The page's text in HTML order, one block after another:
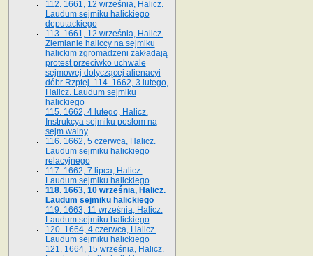
112. 1661, 12 września, Halicz.
Laudum sejmiku halickiego
deputackiego
113. 1661, 12 września, Halicz.
Ziemianie haliccy na sejmiku
halickim zgromadzeni zakładają
protest przeciwko uchwale
sejmowej dotyczącej alienacyi
dóbr Rzptej. 114. 1662, 3 lutego,
Halicz. Laudum sejmiku
halickiego
115. 1662, 4 lutego, Halicz.
Instrukcya sejmiku posłom na
sejm walny
116. 1662, 5 czerwca, Halicz.
Laudum sejmiku halickiego
relacyjnego
117. 1662, 7 lipca, Halicz.
Laudum sejmiku halickiego
118. 1663, 10 września, Halicz.
Laudum sejmiku halickiego
119. 1663, 11 września, Halicz.
Laudum sejmiku halickiego
120. 1664, 4 czerwca, Halicz.
Laudum sejmiku halickiego
121. 1664, 15 września, Halicz.